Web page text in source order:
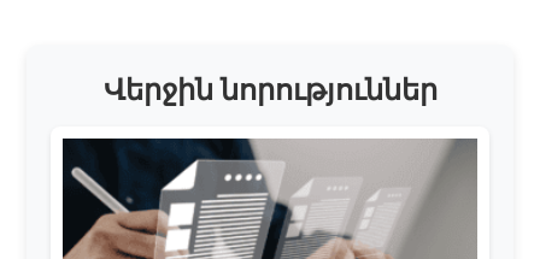
Վերջին նորություններ